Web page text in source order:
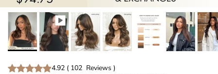
4.92 ( 102 Reviews )